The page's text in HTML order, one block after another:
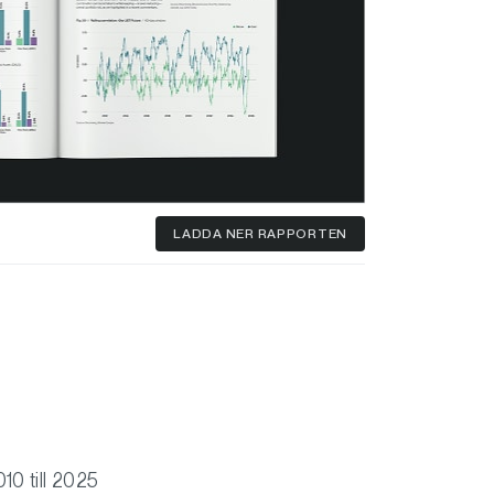
LADDA NER RAPPORTEN
till 2025